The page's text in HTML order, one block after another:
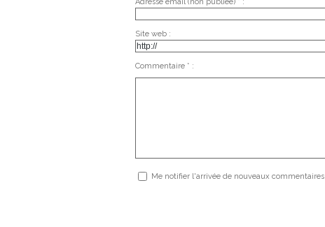
Adresse email (non publiée) * :
Site web :
Commentaire * :
Me notifier l'arrivée de nouveaux commentaires